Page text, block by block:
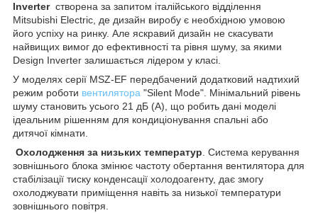
Inverterстворена за запитом італійського відділення
Mitsubishi Electric, де дизайн виробу є необхідною умовою
його успіху на ринку. Але яскравий дизайн не скасувати
найвищих вимог до ефективності та рівня шуму, за якими
Design Inverter залишається лідером у класі.
У моделях серії MSZ-EF передбачений додатковий надтихий
режим роботи вентилятора "Silent Mode". Мінімальний рівень
шуму становить усього 21 дБ (А), що робить дані моделі
ідеальним рішенням для кондиціонування спальні або
дитячої кімнати.
Охолодження за низьких температур. Система керування
зовнішнього блока змінює частоту обертання вентилятора для
стабілізації тиску конденсації холодоагенту, дає змогу
охолоджувати приміщення навіть за низької температури
зовнішнього повітря.